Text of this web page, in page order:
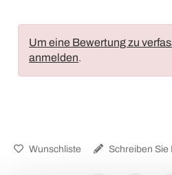
Um eine Bewertung zu
anmelden.
Wunschliste Schreiben Sie